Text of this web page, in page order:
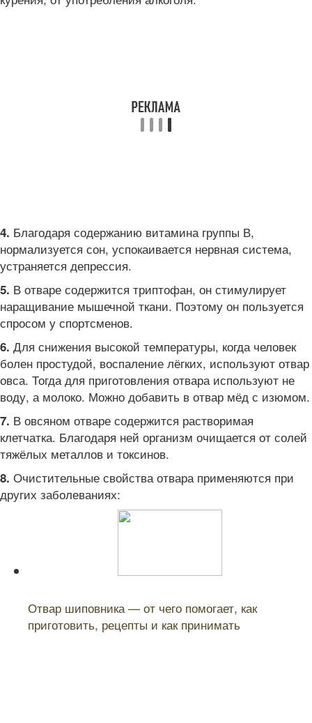
4. Благодаря содержанию витамина группы В,
нормализуется сон, успокаивается нервная система,
устраняется депрессия.
5. В отваре содержится триптофан, он стимулирует
наращивание мышечной ткани. Поэтому он пользуется
спросом у спортсменов.
6. Для снижения высокой температуры, когда человек
болен простудой, воспаление лёгких, используют отвар
овса. Тогда для приготовления отвара используют не
воду, а молоко. Можно добавить в отвар мёд с изюмом.
7. В овсяном отваре содержится растворимая
клетчатка. Благодаря ней организм очищается от солей
тяжёлых металлов и токсинов.
8. Очистительные свойства отвара применяются при
других заболеваниях:
Отвар шиповника — от чего помогает, как
приготовить, рецепты и как принимать